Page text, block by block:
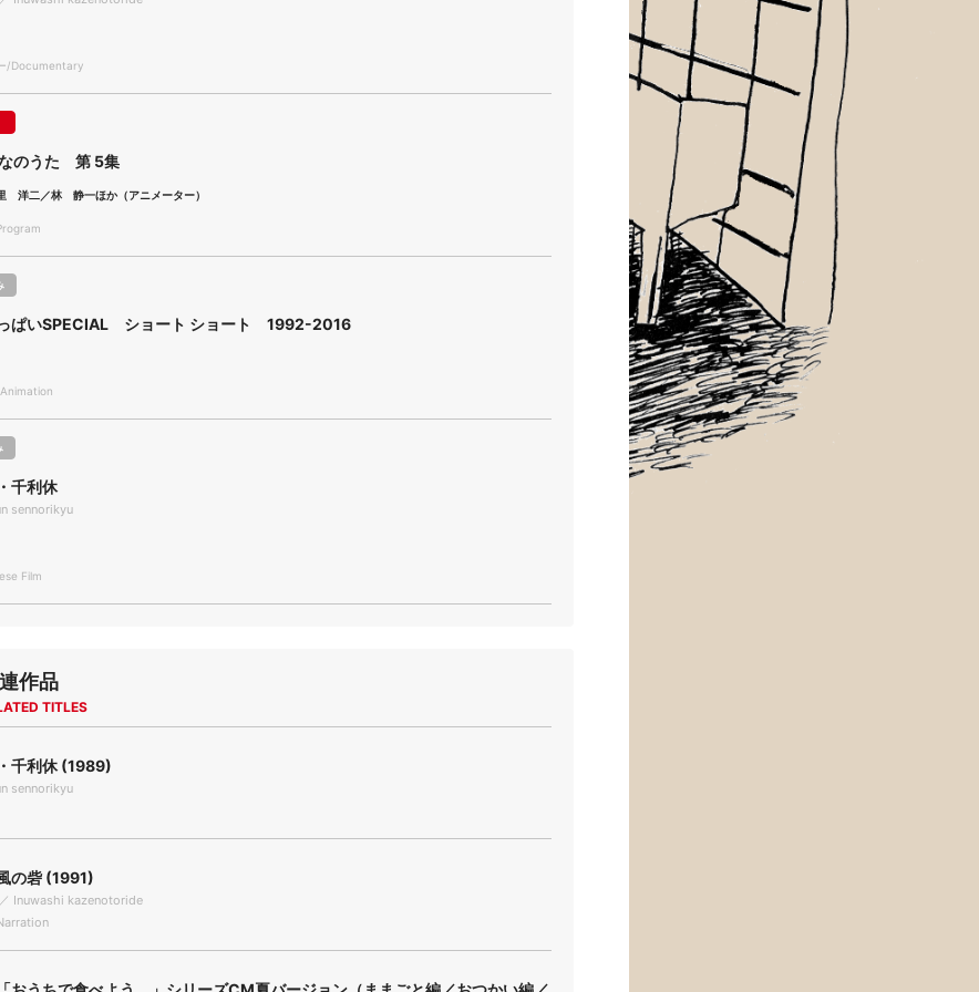
/Documentary
のうた 第 5集
洋二／林 静一ほか（アニメーター）
ぱいSPECIAL ショート ショート 1992-2016
千利休
sennorikyu
Film
作品
TITLES
千利休 (1989)
sennorikyu
の砦 (1991)
Inuwashi kazenotoride